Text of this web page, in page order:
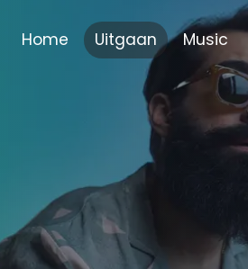
Home Uitgaan Music